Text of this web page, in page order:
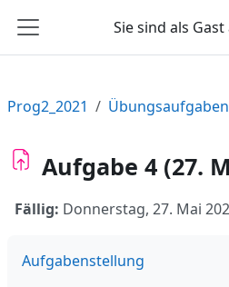
Website-Übersicht
Sie sind als
Prog2_2021 Übungsaufgaben
Aufgabe 4 (27.
Fällig: Donnerstag, 27. Mai
Aufgabenstellung